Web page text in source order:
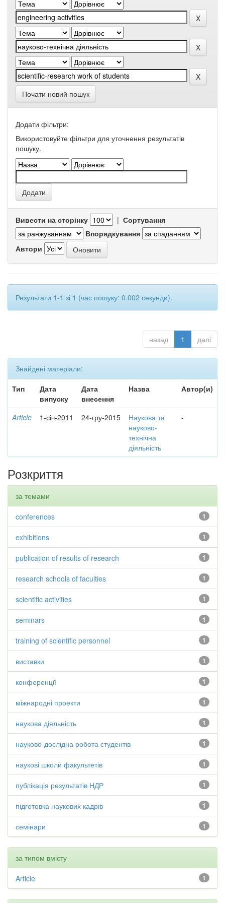
Почати новий пошук
Додати фільтри:
Використовуйте фільтри для уточнення результатів
пошуку.
Вивести на сторінку | Сортування
Впорядкування
Автори
Результати 1-1 зі 1 (час пошуку: 0.002 секунди).
назад 1 далі
Знайдені матеріали:
Тип
Дата
випуску
Дата
внесення
Назва Автор(и)
Article 1-січ-2011 24-гру-2015
Наукова та
науково-
технічна
діяльність
-
Розкриття
за темами
1
conferences
1
exhibitions
1
publication of results of research
1
research schools of faculties
1
scientific activities
1
seminars
1
training of scientific personnel
1
виставки
1
конференції
1
міжнародні проекти
1
наукова діяльність
1
науково-дослідна робота студентів
1
наукові школи факультетів
1
публікація результатів НДР
1
підготовка наукових кадрів
1
семінари
за типом вмісту
1
Article